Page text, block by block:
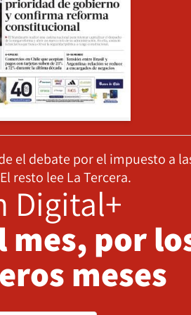
el debate por el impuesto a
resto lee La Tercera.
Digital+
mes, por
meses